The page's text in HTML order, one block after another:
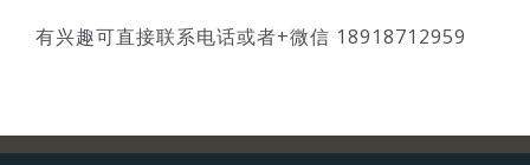
有兴趣可直接联系电话或者+微信 18918712959